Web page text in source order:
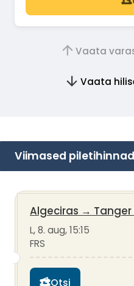
Vaata
Vaata
Viimased piletihinnad
Algeciras → Tanger
L, 8. aug, 15:15
FRS
Otsi